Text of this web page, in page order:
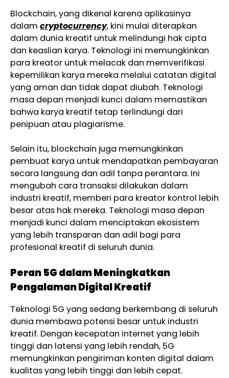
Blockchain, yang dikenal karena aplikasinya
dalam cryptocurrency, kini mulai diterapkan
dalam dunia kreatif untuk melindungi hak cipta
dan keaslian karya. Teknologi ini memungkinkan
para kreator untuk melacak dan memverifikasi
kepemilikan karya mereka melalui catatan digital
yang aman dan tidak dapat diubah. Teknologi
masa depan menjadi kunci dalam memastikan
bahwa karya kreatif tetap terlindungi dari
penipuan atau plagiarisme.
Selain itu, blockchain juga memungkinkan
pembuat karya untuk mendapatkan pembayaran
secara langsung dan adil tanpa perantara. Ini
mengubah cara transaksi dilakukan dalam
industri kreatif, memberi para kreator kontrol lebih
besar atas hak mereka. Teknologi masa depan
menjadi kunci dalam menciptakan ekosistem
yang lebih transparan dan adil bagi para
profesional kreatif di seluruh dunia.
Peran 5G dalam Meningkatkan
Pengalaman Digital Kreatif
Teknologi 5G yang sedang berkembang di seluruh
dunia membawa potensi besar untuk industri
kreatif. Dengan kecepatan internet yang lebih
tinggi dan latensi yang lebih rendah, 5G
memungkinkan pengiriman konten digital dalam
kualitas yang lebih tinggi dan lebih cepat.